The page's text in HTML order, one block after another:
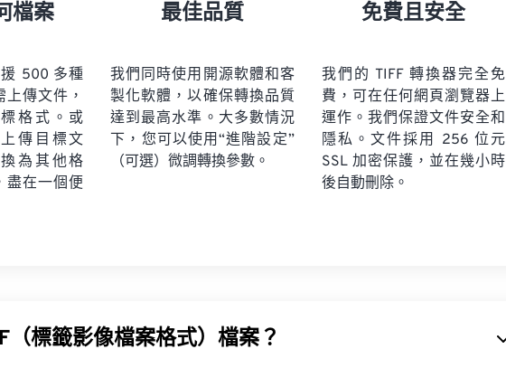
檔案
500 多種
傳文件，
格式。或
傳目標文
為其他格
盡在一個便
最佳品質
我們同時使用開源軟體和客
製化軟體，以確保轉換品質
達到最高水準。大多數情況
下，您可以使用“進階設定”
（可選）微調轉換參數。
免費且安全
我們的 TIFF 轉換器完全免
費，可在任何網頁瀏覽器上
運作。我們保證文件安全和
隱私。文件採用 256 位元
SSL 加密保護，並在幾小時
後自動刪除。
（標籤影像檔案格式）檔案？